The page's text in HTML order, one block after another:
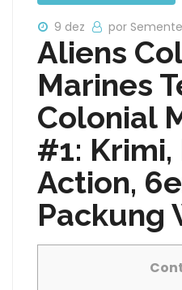
9 dez por
Aliens
Marines
Colonial
#1:
Action,
Packung